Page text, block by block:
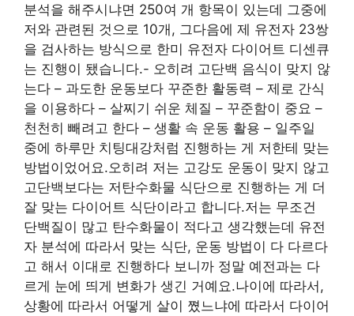
분석을 해주시냐면 250여 개 항목이 있는데 그중에
저와 관련된 것으로 10개, 그다음에 제 유전자 23쌍
을 검사하는 방식으로 한미 유전자 다이어트 디센큐
는 진행이 됐습니다.- 오히려 고단백 음식이 맞지 않
는다 – 과도한 운동보다 꾸준한 활동력 – 제로 간식
을 이용하다 – 살찌기 쉬운 체질 – 꾸준함이 중요 –
천천히 빼려고 한다 – 생활 속 운동 활용 – 일주일
중에 하루만 치팅대강처럼 진행하는 게 저한테 맞는
방법이었어요.오히려 저는 고강도 운동이 맞지 않고
고단백보다는 저탄수화물 식단으로 진행하는 게 더
잘 맞는 다이어트 식단이라고 합니다.저는 무조건
단백질이 많고 탄수화물이 적다고 생각했는데 유전
자 분석에 따라서 맞는 식단, 운동 방법이 다 다르다
고 해서 이대로 진행하다 보니까 정말 예전과는 다
르게 눈에 띄게 변화가 생긴 거예요.나이에 따라서,
상황에 따라서 어떻게 살이 쪘느냐에 따라서 다이어